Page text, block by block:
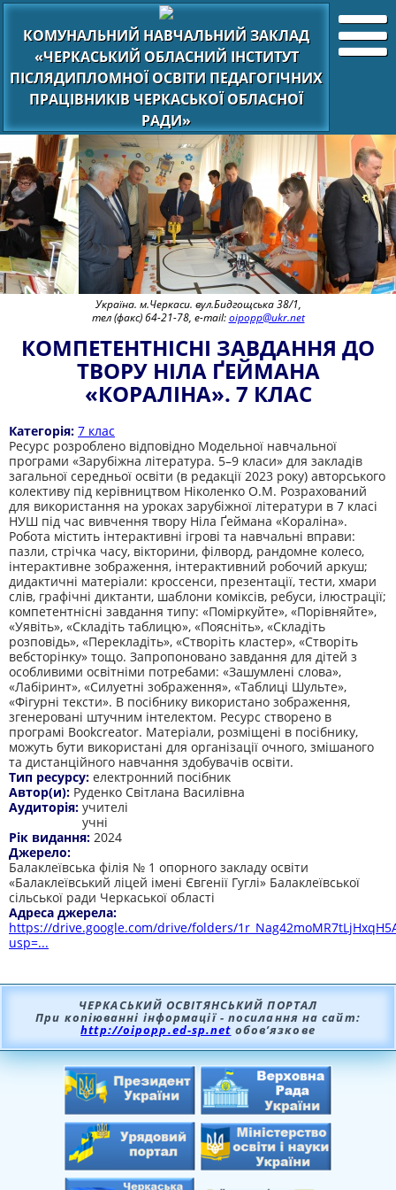
КОМУНАЛЬНИЙ НАВЧАЛЬНИЙ ЗАКЛАД
«ЧЕРКАСЬКИЙ ОБЛАСНИЙ ІНСТИТУТ
ПІСЛЯДИПЛОМНОЇ ОСВІТИ ПЕДАГОГІЧНИХ
ПРАЦІВНИКІВ ЧЕРКАСЬКОЇ ОБЛАСНОЇ
РАДИ»
Україна. м.Черкаси. вул.Бидгощська 38/1,
тел (факс) 64-21-78, e-mail:oipopp@ukr.net
КОМПЕТЕНТНІСНІ ЗАВДАННЯ ДО
ТВОРУ НІЛА ҐЕЙМАНА
«КОРАЛІНА». 7 КЛАС
Категорія: 7 клас
Ресурс розроблено відповідно Модельної навчальної
програми «Зарубіжна література. 5–9 класи» для закладів
загальної середньої освіти (в редакції 2023 року) авторського
колективу під керівництвом Ніколенко О.М. Розрахований
для використання на уроках зарубіжної літератури в 7 класі
НУШ під час вивчення твору Ніла Ґеймана «Кораліна».
Робота містить інтерактивні ігрові та навчальні вправи:
пазли, стрічка часу, вікторини, філворд, рандомне колесо,
інтерактивне зображення, інтерактивний робочий аркуш;
дидактичні матеріали: кроссенси, презентації, тести, хмари
слів, графічні диктанти, шаблони коміксів, ребуси, ілюстрації;
компетентнісні завдання типу: «Поміркуйте», «Порівняйте»,
«Уявіть», «Складіть таблицю», «Поясніть», «Складіть
розповідь», «Перекладіть», «Створіть кластер», «Створіть
вебсторінку» тощо. Запропоновано завдання для дітей з
особливими освітніми потребами: «Зашумлені слова»,
«Лабіринт», «Силуетні зображення», «Таблиці Шульте»,
«Фігурні тексти». В посібнику використано зображення,
згенеровані штучним інтелектом. Ресурс створено в
програмі Bookcreator. Матеріали, розміщені в посібнику,
можуть бути використані для організації очного, змішаного
та дистанційного навчання здобувачів освіти.
Тип ресурсу: електронний посібник
Автор(и): Руденко Світлана Василівна
Аудиторія: учителі
учні
Рік видання: 2024
Джерело:
Балаклеївська філія № 1 опорного закладу освіти
«Балаклеївський ліцей імені Євгенії Гуглі» Балаклеївської
сільської ради Черкаської області
Адреса джерела:
https://drive.google.com/drive/folders/
usp=...
ЧЕРКАСЬКИЙ ОСВІТЯНСЬКИЙ ПОРТАЛ
При копіюванні інформації - посилання на сайт:
http://oipopp.ed-sp.net обов’язкове